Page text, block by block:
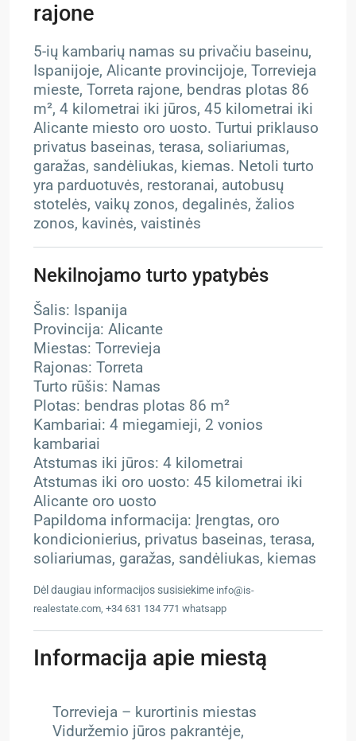
rajone
5-ių kambarių namas su privačiu baseinu,
Ispanijoje, Alicante provincijoje, Torrevieja
mieste, Torreta rajone, bendras plotas 86
m², 4 kilometrai iki jūros, 45 kilometrai iki
Alicante miesto oro uosto. Turtui priklauso
privatus baseinas, terasa, soliariumas,
garažas, sandėliukas, kiemas. Netoli turto
yra parduotuvės, restoranai, autobusų
stotelės, vaikų zonos, degalinės, žalios
zonos, kavinės, vaistinės
Nekilnojamo turto ypatybės
Šalis: Ispanija
Provincija: Alicante
Miestas: Torrevieja
Rajonas: Torreta
Turto rūšis: Namas
Plotas: bendras plotas 86 m²
Kambariai: 4 miegamieji, 2 vonios
kambariai
Atstumas iki jūros: 4 kilometrai
Atstumas iki oro uosto: 45 kilometrai iki
Alicante oro uosto
Papildoma informacija: Įrengtas, oro
kondicionierius, privatus baseinas, terasa,
soliariumas, garažas, sandėliukas, kiemas
Dėl daugiau informacijos susisiekime info@is-
realestate.com, +34 631 134 771 whatsapp
Informacija apie miestą
Torrevieja – kurortinis miestas
Viduržemio jūros pakrantėje,